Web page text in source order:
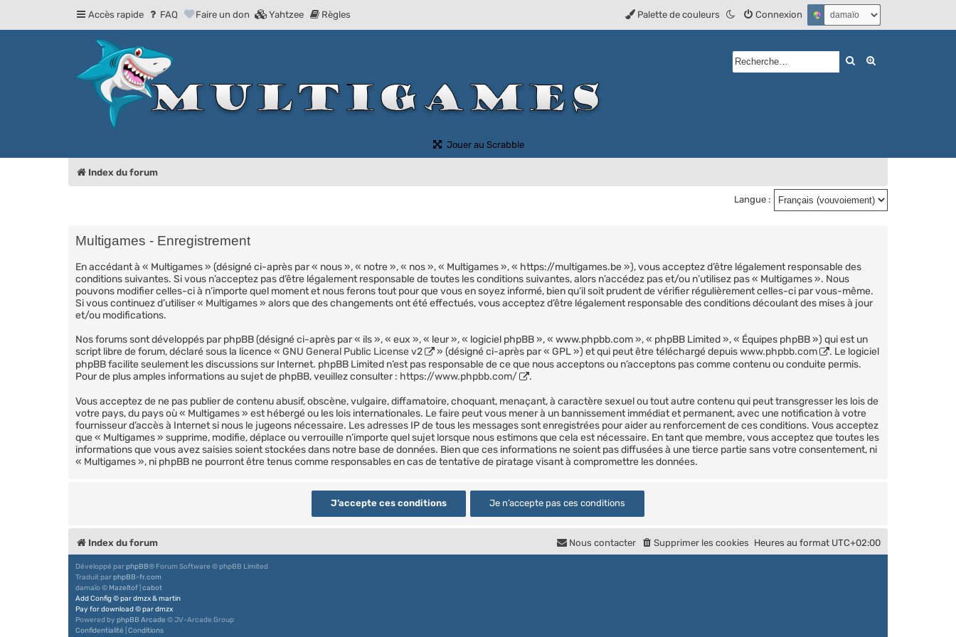
Accès rapide FAQ Faire un don Yahtzee Règles Connexion
Palette de couleurs
Rechercher
Jouer au Scrabble(Ouvre un nouvel onglet)
Index du forum
Langue :
Multigames - Enregistrement
En accédant à « Multigames » (désigné ci-après par « nous », « notre », « nos », « Multigames », « https://multigames.be »), vous acceptez d’être légalement responsable des
conditions suivantes. Si vous n’acceptez pas d’être légalement responsable de toutes les conditions suivantes, alors n’accédez pas et/ou n’utilisez pas « Multigames ». Nous
pouvons modifier celles-ci à n’importe quel moment et nous ferons tout pour que vous en soyez informé, bien qu’il soit prudent de vérifier régulièrement celles-ci par vous-même.
Si vous continuez d’utiliser « Multigames » alors que des changements ont été effectués, vous acceptez d’être légalement responsable des conditions découlant des mises à jour
et/ou modifications.
Nos forums sont développés par phpBB (désigné ci-après par « ils », « eux », « leur », « logiciel phpBB », « www.phpbb.com », « phpBB Limited », « Équipes phpBB ») qui est un
script libre de forum, déclaré sous la licence « GNU General Public License v2 » (désigné ci-après par « GPL ») et qui peut être téléchargé depuiswww.phpbb.com
. Le logiciel
phpBB facilite seulement les discussions sur Internet. phpBB Limited n’est pas responsable de ce que nous acceptons ou n’acceptons pas comme contenu ou conduite permis.
Pour de plus amples informations au sujet de phpBB, veuillez consulter : https://www.phpbb.com/ .
Vous acceptez de ne pas publier de contenu abusif, obscène, vulgaire, diffamatoire, choquant, menaçant, à caractère sexuel ou tout autre contenu qui peut transgresser les lois de
votre pays, du pays où « Multigames » est hébergé ou les lois internationales. Le faire peut vous mener à un bannissement immédiat et permanent, avec une notification à votre
fournisseur d’accès à Internet si nous le jugeons nécessaire. Les adresses IP de tous les messages sont enregistrées pour aider au renforcement de ces conditions. Vous acceptez
que « Multigames » supprime, modifie, déplace ou verrouille n’importe quel sujet lorsque nous estimons que cela est nécessaire. En tant que membre, vous acceptez que toutes les
informations que vous avez saisies soient stockées dans notre base de données. Bien que ces informations ne soient pas diffusées à une tierce partie sans votre consentement, ni
« Multigames », ni phpBB ne pourront être tenus comme responsables en cas de tentative de piratage visant à compromettre les données.
Index du forum Heures au format UTC+02:00
Supprimer les cookies
Nous contacter
Développé parphpBB® Forum Software © phpBB Limited
Traduit parphpBB-fr.com
damaïo © Mazeltof cabot
Add Config©pardmzx&martin
Pay for download©pardmzx
Powered by phpBB Arcade © JV-Arcade Group
Confidentialité Conditions